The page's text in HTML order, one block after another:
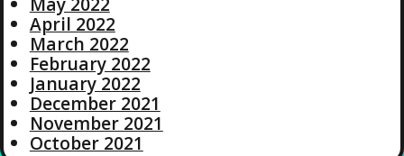
April 2022
March 2022
February 2022
January 2022
December 2021
November 2021
October 2021